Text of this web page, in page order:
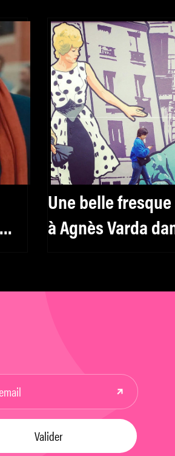
Une belle
à Agnès Varda